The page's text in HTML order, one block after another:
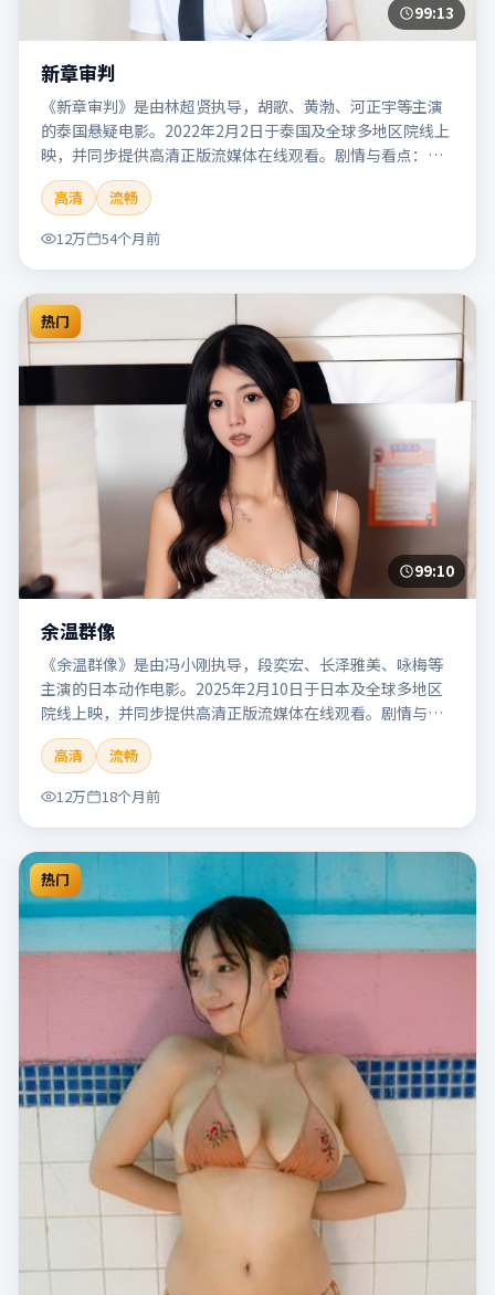
99:13
新章审判
《新章审判》是由林超贤执导，胡歌、黄渤、河正宇等主演
的泰国悬疑电影。2022年2月2日于泰国及全球多地区院线上
映，并同步提供高清正版流媒体在线观看。剧情与看点：悬
念层层推进，线索相互勾连，结局出人意料，适合推理爱好
者。本片适合检索「新章审判」「林超贤」「悬疑」「泰
国」「2022」「2022-02-02上映」等关键词的影迷阅读简介
与主创信息。
高清
流畅
12万
54个月前
热门
99:10
余温群像
《余温群像》是由冯小刚执导，段奕宏、长泽雅美、咏梅等
主演的日本动作电影。2025年2月10日于日本及全球多地区
院线上映，并同步提供高清正版流媒体在线观看。剧情与看
点：动作场面密集，节奏明快，适合喜欢热血追缉与爆破场
面的观众。本片适合检索「余温群像」「冯小刚」「动作」
「日本」「2025」「2025-02-10上映」等关键词的影迷阅读
简介与主创信息。
高清
流畅
12万
18个月前
热门